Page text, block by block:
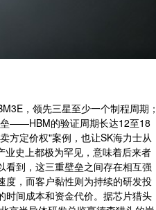
，领先三星至少一个制程周期；
——HBM的验证周期长达12至18
方定价权"案例，也让SK海力士从
史上都极为罕见，意味着后来者
看到，这三重壁垒之间存在相互强
度，而客户黏性则为持续的研发投
时间成本和资金代价。据芯片猎头